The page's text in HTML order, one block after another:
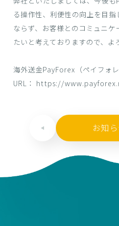
る操作性、利便性の向上を目
ならず、お客様とのコミュニケ
たいと考えておりますので、よ
海外送金PayForex（ペイフォレ
URL： https://
お知